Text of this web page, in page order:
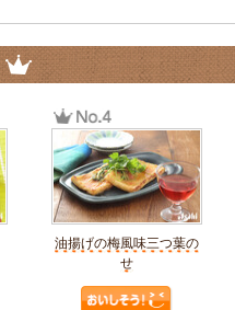
油揚げの梅風味三つ葉の
せ